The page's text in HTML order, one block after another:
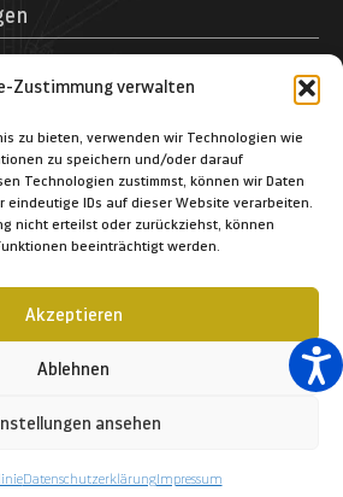
Zustimmung verwalten
zu bieten, verwenden wir Technologien wie
zu speichern und/oder darauf
Technologien zustimmst, können wir Daten
eindeutige IDs auf dieser Website verarbeiten.
nicht erteilst oder zurückziehst, können
beeinträchtigt werden.
Akzeptieren
Ablehnen
ansehen
DatenschutzerklärungImpressum
GmbH
Rostock
rostock.de
Rostock GmbH